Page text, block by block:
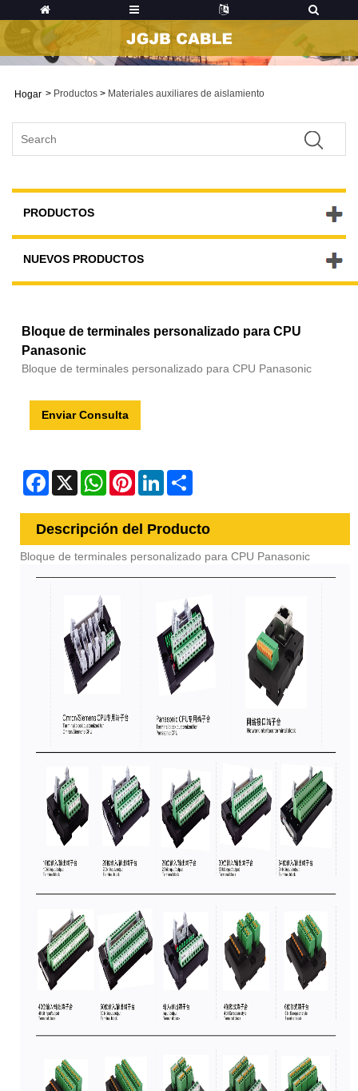
Hogar > Productos > Materiales auxiliares de aislamiento
PRODUCTOS
NUEVOS PRODUCTOS
Bloque de terminales personalizado para CPU
Panasonic
Bloque de terminales personalizado para CPU Panasonic
Enviar Consulta
Facebook
X WhatsAppPinterestLinkedIn
Descripción del Producto
Bloque de terminales personalizado para CPU Panasonic